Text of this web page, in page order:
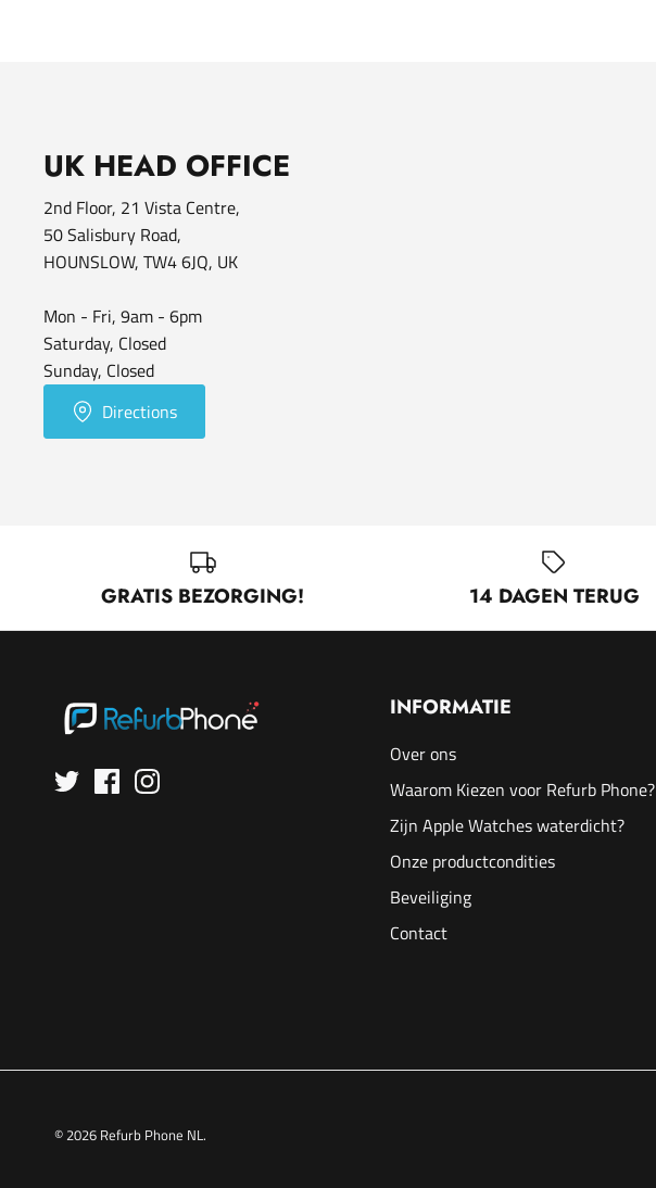
UK HEAD OFFICE
2nd Floor, 21 Vista Centre,
50 Salisbury Road,
HOUNSLOW, TW4 6JQ, UK
Mon - Fri, 9am - 6pm
Saturday, Closed
Sunday, Closed
Directions
GRATIS BEZORGING! 14 DAGEN TERUG
INFORMATIE
Over ons
Waarom Kiezen voor Refurb Phone?
Zijn Apple Watches waterdicht?
Onze productcondities
Beveiliging
Contact
© 2026 Refurb Phone NL.